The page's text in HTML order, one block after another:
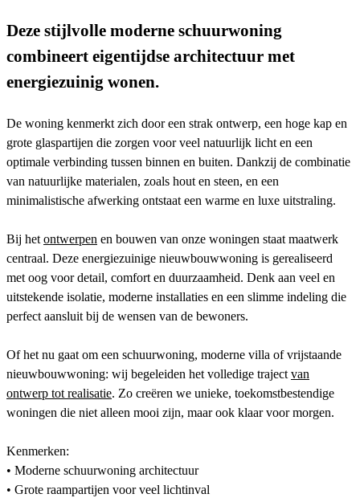
Deze stijlvolle moderne schuurwoning
combineert eigentijdse architectuur met
energiezuinig wonen.
De woning kenmerkt zich door een strak ontwerp, een hoge kap en
grote glaspartijen die zorgen voor veel natuurlijk licht en een
optimale verbinding tussen binnen en buiten. Dankzij de combinatie
van natuurlijke materialen, zoals hout en steen, en een
minimalistische afwerking ontstaat een warme en luxe uitstraling.
Bij hetontwerpen en bouwen van onze woningen staat maatwerk
centraal. Deze energiezuinige nieuwbouwwoning is gerealiseerd
met oog voor detail, comfort en duurzaamheid. Denk aan veel en
uitstekende isolatie, moderne installaties en een slimme indeling die
perfect aansluit bij de wensen van de bewoners.
Of het nu gaat om een schuurwoning, moderne villa of vrijstaande
nieuwbouwwoning: wij begeleiden het volledige trajectvan
ontwerp tot realisatie. Zo creëren we unieke, toekomstbestendige
woningen die niet alleen mooi zijn, maar ook klaar voor morgen.
Kenmerken:
• Moderne schuurwoning architectuur
• Grote raampartijen voor veel lichtinval